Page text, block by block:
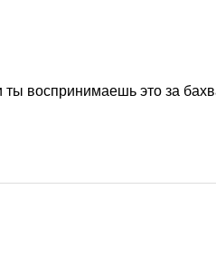
ты воспринимаешь это за